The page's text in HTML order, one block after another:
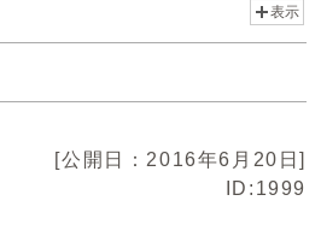
表示
[公開日：2016年6月20日]
ID:1999